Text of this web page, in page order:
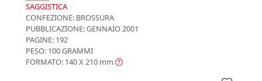
SAGGISTICA
CONFEZIONE: BROSSURA
PUBBLICAZIONE:GENNAIO 2001
PAGINE: 192
PESO: 100 GRAMMI
FORMATO: 140 X 210 mm